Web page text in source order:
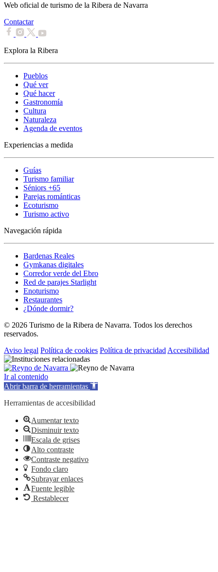
Web oficial de turismo de la Ribera de Navarra
Contactar
Explora la Ribera
Pueblos
Qué ver
Qué hacer
Gastronomía
Cultura
Naturaleza
Agenda de eventos
Experiencias a medida
Guías
Turismo familiar
Séniors +65
Parejas románticas
Ecoturismo
Turismo activo
Navegación rápida
Bardenas Reales
Gymkanas digitales
Corredor verde del Ebro
Red de parajes Starlight
Enoturismo
Restaurantes
¿Dónde dormir?
© 2026 Turismo de la Ribera de Navarra. Todos los derechos
reservados.
Aviso legal Política de cookies Política de privacidad Accesibilidad
Ir al contenido
Abrir barra de herramientas
Herramientas de accesibilidad
Aumentar texto
Disminuir texto
Escala de grises
Alto contraste
Contraste negativo
Fondo claro
Subrayar enlaces
Fuente legible
Restablecer